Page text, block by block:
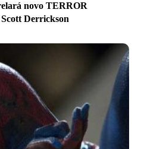
novo TERROR
Derrickson